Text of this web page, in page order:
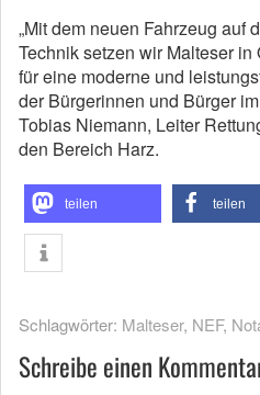
„Mit dem neuen Fahrzeug auf
Technik setzen wir Malteser
für eine moderne und
der Bürgerinnen und Bürger
Tobias Niemann, Leiter
den Bereich Harz.
teilen teilen
Schlagwörter: Malteser, NEF,
Schreibe einen